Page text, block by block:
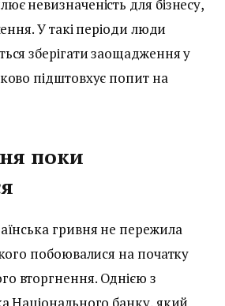
невизначеність для бізнесу,
У такі періоди люди
зберігати заощадження у
підштовхує попит на
поки
гривня не пережила
побоювалися на початку
вторгнення. Однією з
Національного банку, який